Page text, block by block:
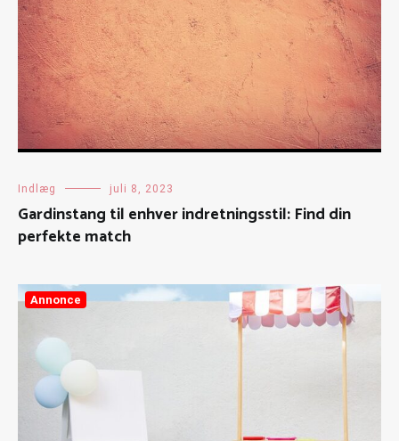
Indlæg juli 8, 2023
Gardinstang til enhver indretningsstil: Find din
perfekte match
Annonce